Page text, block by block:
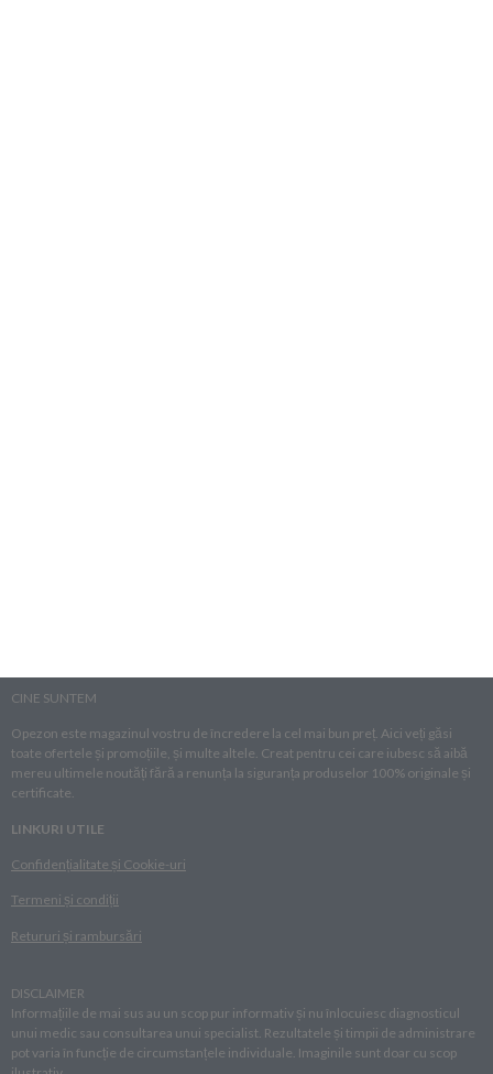
CINE SUNTEM
Opezon este magazinul vostru de încredere la cel mai bun preț. Aici veți găsi
toate ofertele și promoțiile, și multe altele. Creat pentru cei care iubesc să aibă
mereu ultimele noutăți fără a renunța la siguranța produselor 100% originale și
certificate.
LINKURI UTILE
Confidențialitate și Cookie-uri
Termeni și condiții
Retururi și rambursări
DISCLAIMER
Informațiile de mai sus au un scop pur informativ și nu înlocuiesc diagnosticul
unui medic sau consultarea unui specialist. Rezultatele și timpii de administrare
pot varia în funcție de circumstanțele individuale. Imaginile sunt doar cu scop